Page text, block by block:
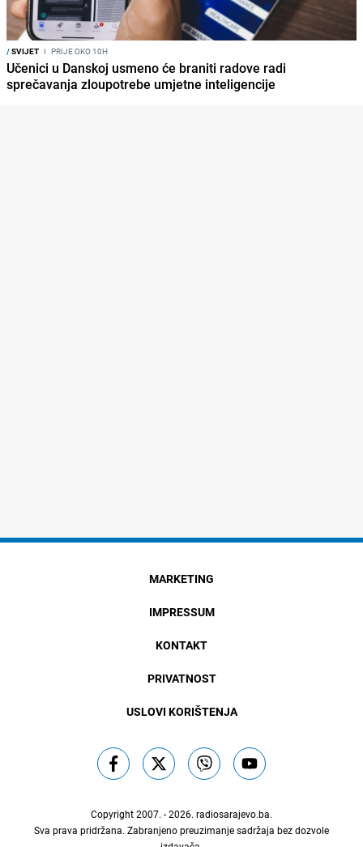
/SVIJET I PRIJE OKO 10H
Učenici u Danskoj usmeno će braniti radove radi
sprečavanja zloupotrebe umjetne inteligencije
MARKETING
IMPRESSUM
KONTAKT
PRIVATNOST
USLOVI KORIŠTENJA
Copyright 2007. - 2026. radiosarajevo.ba.
Sva prava pridržana. Zabranjeno preuzimanje sadržaja bez dozvole